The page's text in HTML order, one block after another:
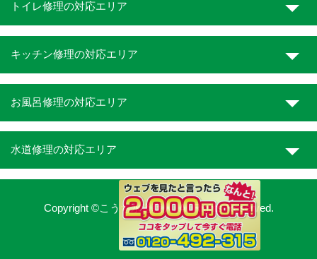
トイレ修理の対応エリア
キッチン修理の対応エリア
お風呂修理の対応エリア
水道修理の対応エリア
Copyright ©こうち水道職人. All Rights Reserved.